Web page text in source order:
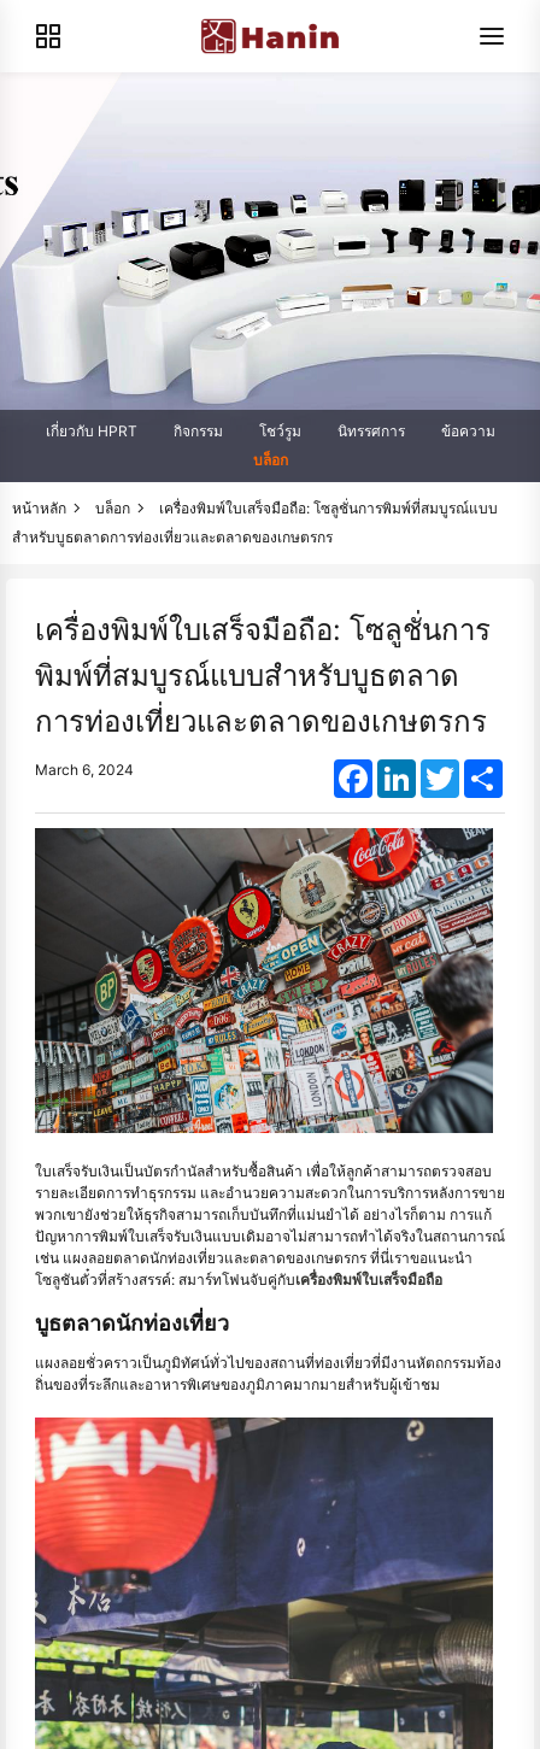
เกี่ยวกับ HPRT กิจกรรม โชว์รูม นิทรรศการ
ข้อความ
บล็อก
หน้าหลัก บล็อก
เครื่องพิมพ์ใบเสร็จมือถือ: โซลูชั่นการพิมพ์ที่สมบูรณ์แบบ
สำหรับบูธตลาดการท่องเที่ยวและตลาดของเกษตรกร
เครื่องพิมพ์ใบเสร็จมือถือ: โซลูชั่นการ
พิมพ์ที่สมบูรณ์แบบสำหรับบูธตลาด
การท่องเที่ยวและตลาดของเกษตรกร
March 6, 2024 FacebookLinkedInTwitter
ใบเสร็จรับเงินเป็นบัตรกำนัลสำหรับซื้อสินค้า เพื่อให้ลูกค้าสามารถตรวจสอบ
รายละเอียดการทำธุรกรรม และอำนวยความสะดวกในการบริการหลังการขาย
พวกเขายังช่วยให้ธุรกิจสามารถเก็บบันทึกที่แม่นยําได้ อย่างไรก็ตาม การแก้
ปัญหาการพิมพ์ใบเสร็จรับเงินแบบเดิมอาจไม่สามารถทำได้จริงในสถานการณ์
เช่น แผงลอยตลาดนักท่องเที่ยวและตลาดของเกษตรกร ที่นี่เราขอแนะนำ
โซลูชันตั๋วที่สร้างสรรค์: สมาร์ทโฟนจับคู่กับเครื่องพิมพ์ใบเสร็จมือถือ
บูธตลาดนักท่องเที่ยว
แผงลอยชั่วคราวเป็นภูมิทัศน์ทั่วไปของสถานที่ท่องเที่ยวที่มีงานหัตถกรรมท้อง
ถิ่นของที่ระลึกและอาหารพิเศษของภูมิภาคมากมายสำหรับผู้เข้าชม